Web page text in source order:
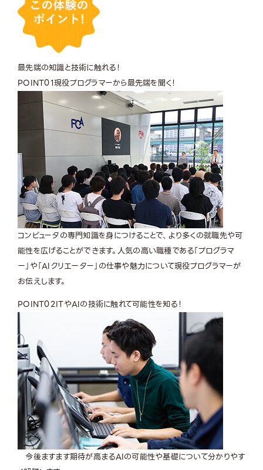
最先端の知識と技術に触れる！
POINT01現役プログラマーから最先端を聞く！
コンピュータの専門知識を身につけることで、より多くの就職先や可
能性を広げることができます。人気の高い職種である「プログラマ
ー」や「AIクリエーター」の仕事や魅力について現役プログラマーが
お伝えします。
POINT02ITやAIの技術に触れて可能性を知る！
今後ますます期待が高まるAIの可能性や基礎について分かりやす